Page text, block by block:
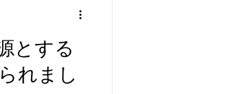
とする
れまし